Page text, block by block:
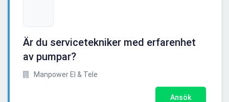
Är du servicetekniker med erfarenhet
av pumpar?
Manpower El & Tele
Ansök